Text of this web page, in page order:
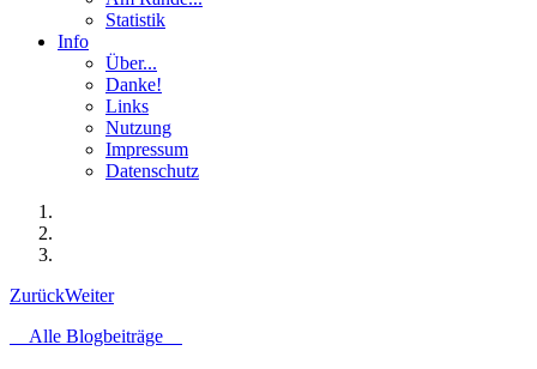
Statistik
Info
Über...
Danke!
Links
Nutzung
Impressum
Datenschutz
ZurückWeiter
Alle Blogbeiträge